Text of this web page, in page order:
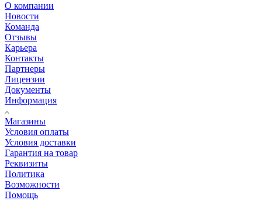
О компании
Новости
Команда
Отзывы
Карьера
Контакты
Партнеры
Лицензии
Документы
Информация
Магазины
Условия оплаты
Условия доставки
Гарантия на товар
Реквизиты
Политика
Возможности
Помощь